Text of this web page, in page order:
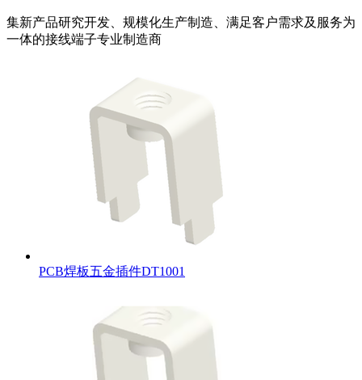
集新产品研究开发、规模化生产制造、满足客户需求及服务为
一体的接线端子专业制造商
PCB焊板五金插件DT1001